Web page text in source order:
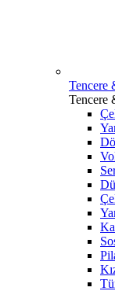
Tencere
Tencere